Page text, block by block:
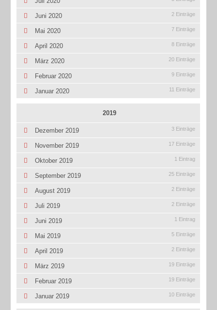
Juni 2020 2 Einträge
Mai 2020 7 Einträge
April 2020 8 Einträge
März 2020 20 Einträge
Februar 2020 9 Einträge
Januar 2020 11 Einträge
2019
Dezember 2019 3 Einträge
November 2019 17 Einträge
Oktober 2019 1 Eintrag
September 2019 25 Einträge
August 2019 2 Einträge
Juli 2019 2 Einträge
Juni 2019 1 Eintrag
Mai 2019 5 Einträge
April 2019 2 Einträge
März 2019 19 Einträge
Februar 2019 19 Einträge
Januar 2019 10 Einträge